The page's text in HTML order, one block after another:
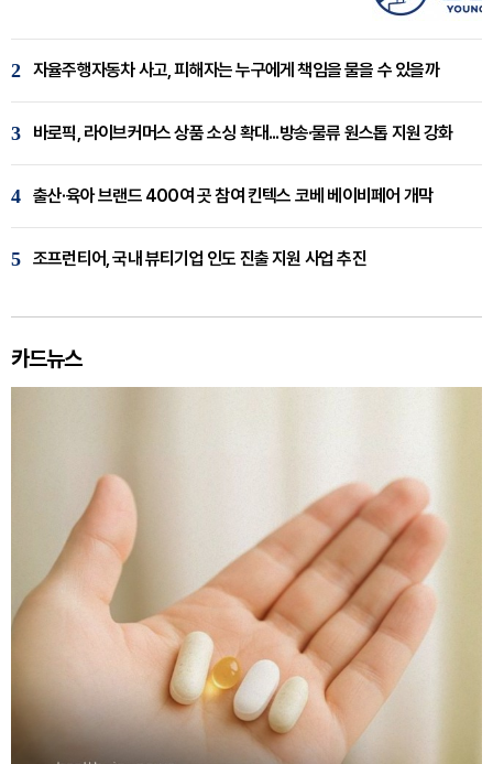
2 자율주행자동차 사고, 피해자는 누구에게 책임을 물을 수 있을까
3 바로픽, 라이브커머스 상품 소싱 확대...방송·물류 원스톱 지원 강화
4 출산·육아 브랜드 400여 곳 참여 킨텍스 코베 베이비페어 개막
5 조프런티어, 국내 뷰티기업 인도 진출 지원 사업 추진
카드뉴스